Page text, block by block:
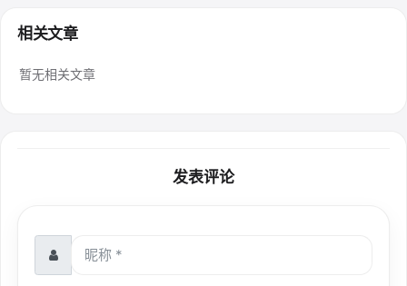
相关文章
暂无相关文章
发表评论